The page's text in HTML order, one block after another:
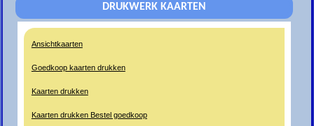
DRUKWERK KAARTEN
Ansichtkaarten
Goedkoop kaarten drukken
Kaarten drukken
Kaarten drukken Bestel goedkoop